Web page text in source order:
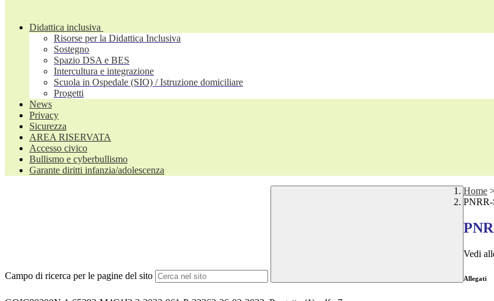
Didattica inclusiva
Risorse per la Didattica Inclusiva
Sostegno
Spazio DSA e BES
Intercultura e integrazione
Scuola in Ospedale (SIO) / Istruzione domiciliare
Progetti
News
Privacy
Sicurezza
AREA RISERVATA
Accesso civico
Bullismo e cyberbullismo
Garante diritti infanzia/adolescenza
Campo di ricerca per le pagine del sito
Home
Vedi
Allegati